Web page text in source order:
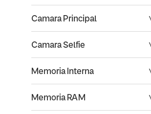
Camara Principal
Memoria RAM
Camara Selfie
Memoria Interna